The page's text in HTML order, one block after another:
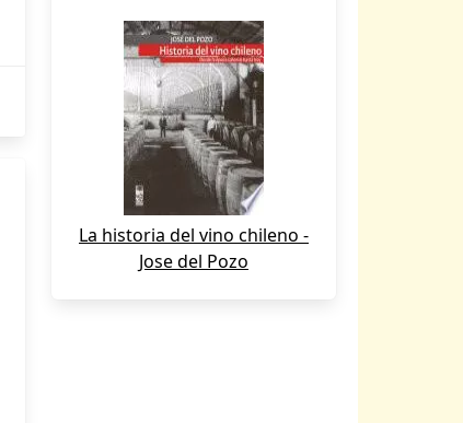
La historia del vino chileno -
Jose del Pozo